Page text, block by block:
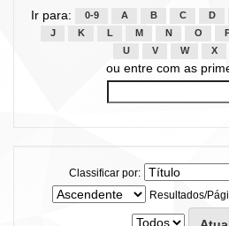
Ir para: 0-9 A B C D
J
K L M N O
U
V W X
ou entre com as
Classificar por:
Resultados/